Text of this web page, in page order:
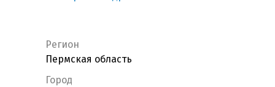
Регион
Пермская область
Город